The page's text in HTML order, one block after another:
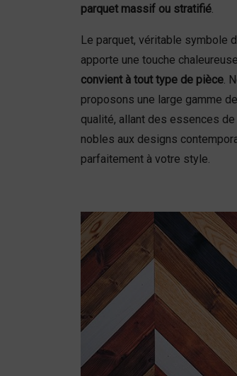
parquet massif ou stratifié
Le parquet, véritable symbole
apporte une touche
convient à tout type de pièce .
proposons une large gamme
qualité, allant des essences
nobles aux designs
parfaitement à votre style.